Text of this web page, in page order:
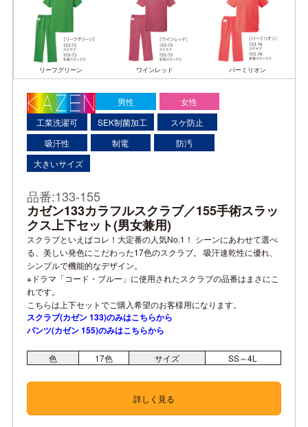
リーフグリーン ワインレッド バーミリオン
男性
女性
工業洗濯可
SEK制菌加工
スケ防止
吸汗性
制電
防汚
大きいサイズ
品番:133-155
カゼン133カラフルスクラブ／155手術スラッ
クス上下セット(男女兼用)
スクラブといえばコレ！大定番の人気No.1！ シーンにあわせて選べ
る、美しい発色にこだわった17色のスクラブ。 吸汗速乾性に優れ、
シンプルで機能的なデザイン。
※ドラマ「コード・ブルー」に使用されたスクラブの品番はまさにこ
れです。
こちらは上下セットでご購入希望のお客様用になります。
スクラブ(カゼン 133)のみはこちらから
パンツ(カゼン 155)のみはこちらから
色 17色 サイズ SS～4L
詳しく見る